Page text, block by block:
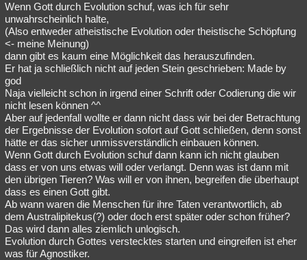
Wenn Gott durch Evolution schuf, was ich für sehr
unwahrscheinlich halte,
(Also entweder atheistische Evolution oder theistische Schöpfung
<- meine Meinung)
dann gibt es kaum eine Möglichkeit das herauszufinden.
Er hat ja schließlich nicht auf jeden Stein geschrieben: Made by
god
Naja vielleicht schon in irgend einer Schrift oder Codierung die wir
nicht lesen können ^^
Aber auf jedenfall wollte er dann nicht dass wir bei der Betrachtung
der Ergebnisse der Evolution sofort auf Gott schließen, denn sonst
hätte er das sicher unmissverständlich einbauen können.
Wenn Gott durch Evolution schuf dann kann ich nicht glauben
dass er von uns etwas will oder verlangt. Denn was ist dann mit
den übrigen Tieren? Was will er von ihnen, begreifen die überhaupt
dass es einen Gott gibt.
Ab wann waren die Menschen für ihre Taten verantwortlich, ab
dem Australipitekus(?) oder doch erst später oder schon früher?
Das wird dann alles ziemlich unlogisch.
Evolution durch Gottes verstecktes starten und eingreifen ist eher
was für Agnostiker.